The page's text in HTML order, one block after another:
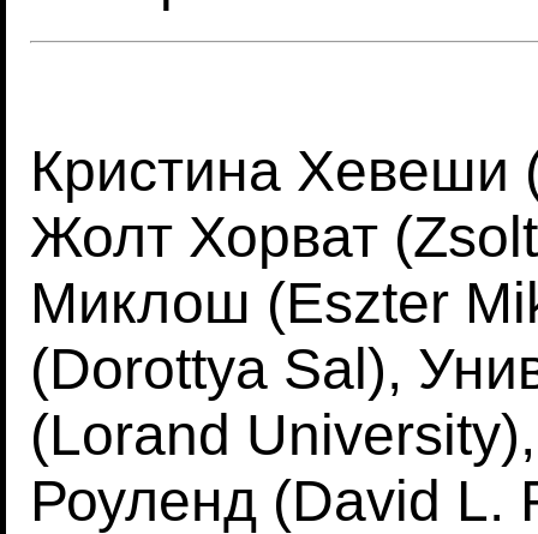
Кристина Хевеши
Жолт Хорват
Миклош (Eszter
(Dorottya Sal),
(Lorand
Роуленд (David L.